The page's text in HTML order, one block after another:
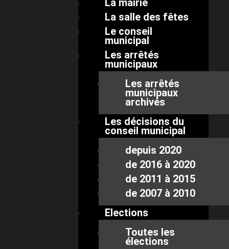
La mairie
La salle des fêtes
Le conseil
municipal
Les arrêtés
municipaux
Les arrêtés
municipaux
archivés
Les décisions du
conseil municipal
depuis 2020
de 2016 à 2020
de 2011 à 2015
de 2007 à 2010
Elections
Toutes les
élections